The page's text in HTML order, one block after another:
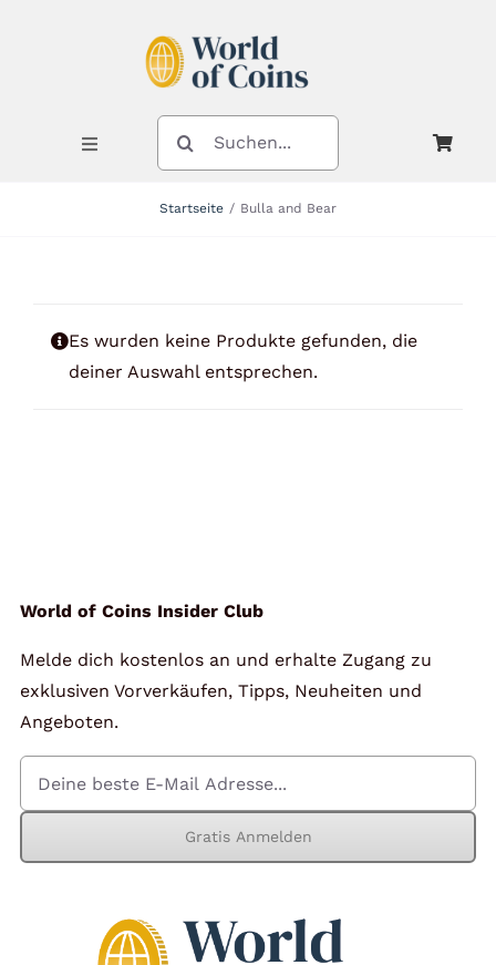
Toggle
Navigation
Kontakt
Mein Konto
Warenkorb
SUCHE
NACH:
Startseite Bulla and Bear
Es wurden keine Produkte gefunden, die
deiner Auswahl entsprechen.
World of Coins Insider Club
Melde dich kostenlos an und erhalte Zugang zu
exklusiven Vorverkäufen, Tipps, Neuheiten und
Angeboten.
Gratis Anmelden